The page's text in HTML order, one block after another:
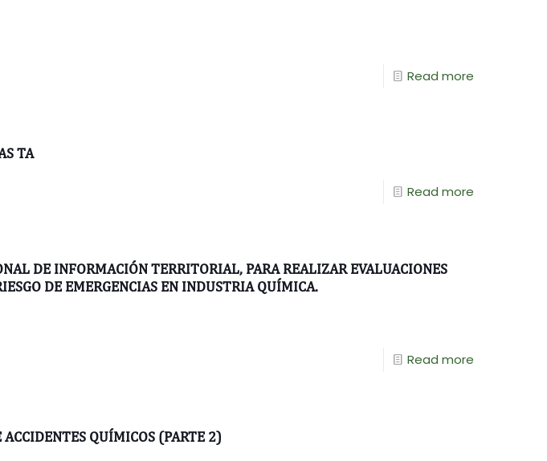
Read more
TA
Read more
DE INFORMACIÓN TERRITORIAL, PARA REALIZAR EVALUACIONES
DE EMERGENCIAS EN INDUSTRIA QUÍMICA.
Read more
QUÍMICOS (PARTE 2)